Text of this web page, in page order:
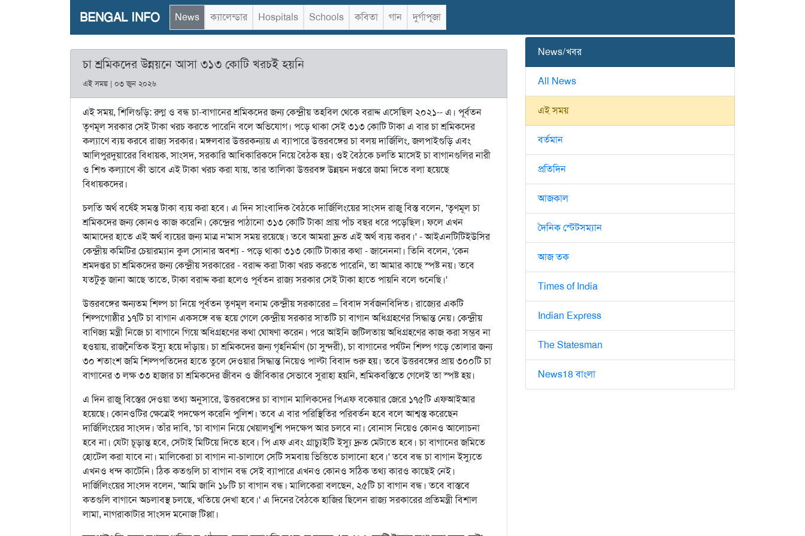
BENGAL INFO News ক্যালেন্ডার Hospitals Schools কবিতা গান দুর্গাপূজা
চা শ্রমিকদের উন্নয়নে আসা ৩১৩ কোটি খরচই হয়নি
এই সময় | ০৩ জুন ২০২৬
এই সময়, শিলিগুড়ি: রুগ্ন ও বন্ধ চা-বাগানের শ্রমিকদের জন্য কেন্দ্রীয় তহবিল থেকে বরাদ্দ এসেছিল ২০২১-- এ। পূর্বতন
তৃণমূল সরকার সেই টাকা খরচ করতে পারেনি বলে অভিযোগ। পড়ে থাকা সেই ৩১৩ কোটি টাকা এ বার চা শ্রমিকদের
কল্যাণে ব্যয় করবে রাজ্য সরকার। মঙ্গলবার উত্তরকন্যায় এ ব্যাপারে উত্তরবঙ্গের চা বলয় দার্জিলিং, জলপাইগুড়ি এবং
আলিপুরদুয়ারের বিধায়ক, সাংসদ, সরকারি আধিকারিকদে নিয়ে বৈঠক হয়। ওই বৈঠকে চলতি মাসেই চা বাগানগুলির নারী
ও শিশু কল্যাণে কী ভাবে এই টাকা খরচ করা যায়, তার তালিকা উত্তরবঙ্গ উন্নয়ন দপ্তরে জমা দিতে বলা হয়েছে
বিধায়কদের।
চলতি অর্থ বর্ষেই সমস্ত টাকা ব্যয় করা হবে। এ দিন সাংবাদিক বৈঠকে দার্জিলিংয়ের সাংসদ রাজু বিস্ত বলেন, 'তৃণমূল চা
শ্রমিকদের জন্য কোনও কাজ করেনি। কেন্দ্রের পাঠানো ৩১৩ কোটি টাকা প্রায় পাঁচ বছর ধরে পড়েছিল। ফলে এখন
আমাদের হাতে এই অর্থ ব্যয়ের জন্য মাত্র ন'মাস সময় রয়েছে। তবে আমরা দ্রুত এই অর্থ ব্যয় করব।' - আইএনটিটিইউসির
কেন্দ্রীয় কমিটির চেয়ারম্যান কুল সোনার অবশ্য - পড়ে থাকা ৩১৩ কোটি টাকার কথা - জানেননা। তিনি বলেন, 'কেন
শ্রমদপ্তর চা শ্রমিকদের জন্য কেন্দ্রীয় সরকারের - বরাদ্দ করা টাকা খরচ করতে পারেনি, তা আমার কাছে স্পষ্ট নয়। তবে
যতটুকু জানা আছে তাতে, টাকা বরাদ্দ করা হলেও পূর্বতন রাজ্য সরকার সেই টাকা হাতে পায়নি বলে শুনেছি।'
উত্তরবঙ্গের অন্যতম শিল্প চা নিয়ে পূর্বতন তৃণমূল বনাম কেন্দ্রীয় সরকারের = বিবাদ সর্বজনবিদিত। রাজ্যের একটি
শিল্পগোষ্ঠীর ১৭টি চা বাগান একসঙ্গে বন্ধ হয়ে গেলে কেন্দ্রীয় সরকার সাতটি চা বাগান অধিগ্রহণের সিদ্ধান্ত নেয়। কেন্দ্রীয়
বাণিজ্য মন্ত্রী নিজে চা বাগানে গিয়ে অধিগ্রহণের কথা ঘোষণা করেন। পরে আইনি জটিলতায় অধিগ্রহণের কাজ করা সম্ভব না
হওয়ায়, রাজনৈতিক ইস্যু হয়ে দাঁড়ায়। চা শ্রমিকদের জন্য গৃহনির্মাণ (চা সুন্দরী), চা বাগানের পর্যটন শিল্প গড়ে তোলার জন্য
৩০ শতাংশ জমি শিল্পপতিদের হাতে তুলে দেওয়ার সিদ্ধান্ত নিয়েও পাল্টা বিবাদ শুরু হয়। তবে উত্তরবঙ্গের প্রায় ৩০০টি চা
বাগানের ৩ লক্ষ ৩৩ হাজার চা শ্রমিকদের জীবন ও জীবিকার সেভাবে সুরাহা হয়নি, শ্রমিকবস্তিতে গেলেই তা স্পষ্ট হয়।
এ দিন রাজু বিস্তের দেওয়া তথ্য অনুসারে, উত্তরবঙ্গের চা বাগান মালিকদের পিএফ বকেয়ার জেরে ১৭৫টি এফআইআর
হয়েছে। কোনওটির ক্ষেত্রেই পদক্ষেপ করেনি পুলিশ। তবে এ বার পরিস্থিতির পরিবর্তন হবে বলে আশ্বস্ত করেছেন
দার্জিলিংয়ের সাংসদ। তাঁর দাবি, 'চা বাগান নিয়ে খেয়ালখুশি পদক্ষেপ আর চলবে না। বোনাস নিয়েও কোনও আলোচনা
হবে না। যেটা চূড়ান্ত হবে, সেটাই মিটিয়ে দিতে হবে। পি এফ এবং গ্রাচ্যুইটি ইস্যু দ্রুত মেটাতে হবে। চা বাগানের জমিতে
হোটেল করা যাবে না। মালিকেরা চা বাগান না-চালালে সেটি সমবায় ভিত্তিতে চালানো হবে।' তবে বন্ধ চা বাগান ইস্যুতে
এখনও ধন্দ কাটেনি। ঠিক কতগুলি চা বাগান বন্ধ সেই ব্যাপারে এখনও কোনও সঠিক তথ্য কারও কাছেই নেই।
দার্জিলিংয়ের সাংসদ বলেন, 'আমি জানি ১৮টি চা বাগান বন্ধ। মালিকেরা বলছেন, ২৫টি চা বাগান বন্ধ। তবে বাস্তবে
কতগুলি বাগানে অচলাবস্থ চলছে, খতিয়ে দেখা হবে।' এ দিনের বৈঠকে হাজির ছিলেন রাজ্য সরকারের প্রতিমন্ত্রী বিশাল
লামা, নাগরাকাটার সাংসদ মনোজ টিপ্পা।
News/খবর
All News
এই সময়
বর্তমান
প্রতিদিন
আজকাল
দৈনিক স্টেটসম্যান
আজ তক
Times of India
Indian Express
The Statesman
News18 বাংলা